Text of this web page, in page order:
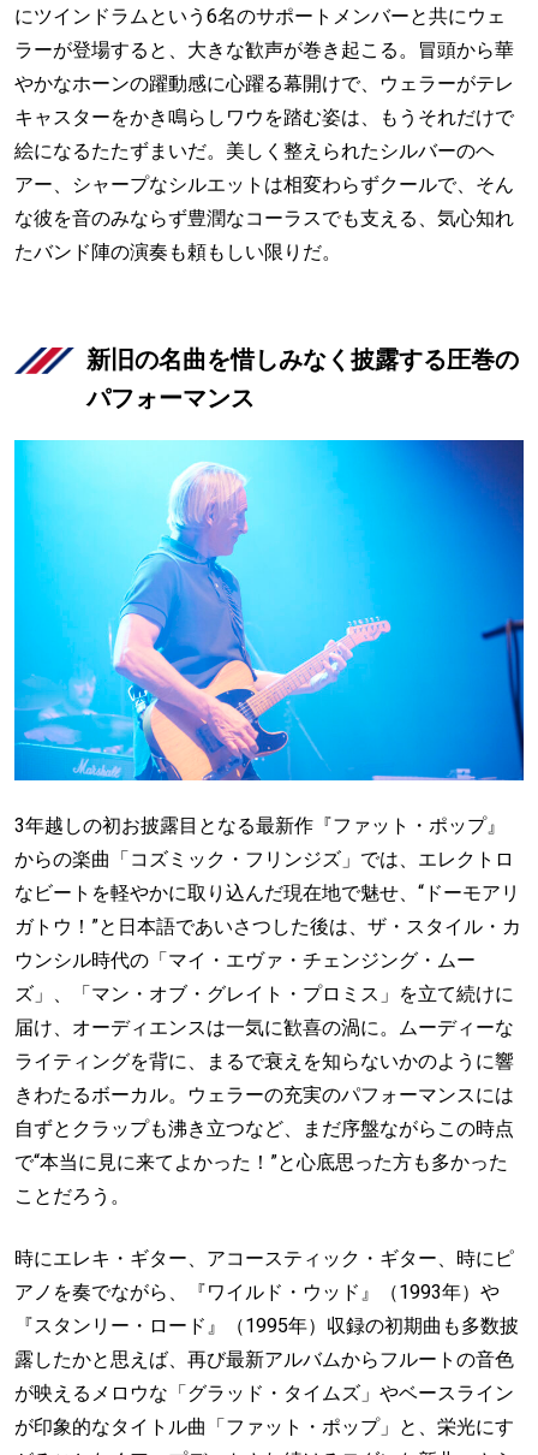
にツインドラムという6名のサポートメンバーと共にウェ
ラーが登場すると、大きな歓声が巻き起こる。冒頭から華
やかなホーンの躍動感に心躍る幕開けで、ウェラーがテレ
キャスターをかき鳴らしワウを踏む姿は、もうそれだけで
絵になるたたずまいだ。美しく整えられたシルバーのヘ
アー、シャープなシルエットは相変わらずクールで、そん
な彼を音のみならず豊潤なコーラスでも支える、気心知れ
たバンド陣の演奏も頼もしい限りだ。
新旧の名曲を惜しみなく披露する圧巻の
パフォーマンス
3年越しの初お披露目となる最新作『ファット・ポップ』
からの楽曲「コズミック・フリンジズ」では、エレクトロ
なビートを軽やかに取り込んだ現在地で魅せ、“ドーモアリ
ガトウ！”と日本語であいさつした後は、ザ・スタイル・カ
ウンシル時代の「マイ・エヴァ・チェンジング・ムー
ズ」、「マン・オブ・グレイト・プロミス」を立て続けに
届け、オーディエンスは一気に歓喜の渦に。ムーディーな
ライティングを背に、まるで衰えを知らないかのように響
きわたるボーカル。ウェラーの充実のパフォーマンスには
自ずとクラップも沸き立つなど、まだ序盤ながらこの時点
で“本当に見に来てよかった！”と心底思った方も多かった
ことだろう。
時にエレキ・ギター、アコースティック・ギター、時にピ
アノを奏でながら、『ワイルド・ウッド』（1993年）や
『スタンリー・ロード』（1995年）収録の初期曲も多数披
露したかと思えば、再び最新アルバムからフルートの音色
が映えるメロウな「グラッド・タイムズ」やベースライン
が印象的なタイトル曲「ファット・ポップ」と、栄光にす